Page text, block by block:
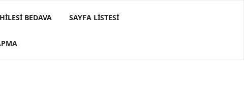
BEDAVA SAYFA LISTESI